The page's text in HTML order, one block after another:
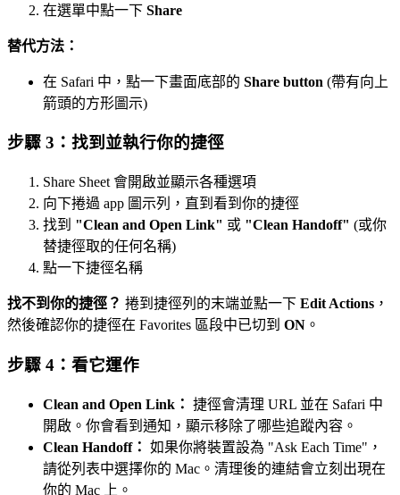
在選單中點一下 Share
替代方法：
在 Safari 中，點一下畫面底部的 Share button (帶有向上
箭頭的方形圖示)
步驟 3：找到並執行你的捷徑
Share Sheet 會開啟並顯示各種選項
向下捲過 app 圖示列，直到看到你的捷徑
找到 "Clean and Open Link" 或 "Clean Handoff" (或你
替捷徑取的任何名稱)
點一下捷徑名稱
找不到你的捷徑？ 捲到捷徑列的末端並點一下 Edit Actions ，
然後確認你的捷徑在 Favorites 區段中已切到 ON 。
步驟 4：看它運作
Clean and Open Link： 捷徑會清理 URL 並在 Safari 中
開啟。你會看到通知，顯示移除了哪些追蹤內容。
Clean Handoff： 如果你將裝置設為 "Ask Each Time"，
請從列表中選擇你的 Mac。清理後的連結會立刻出現在
你的 Mac 上。